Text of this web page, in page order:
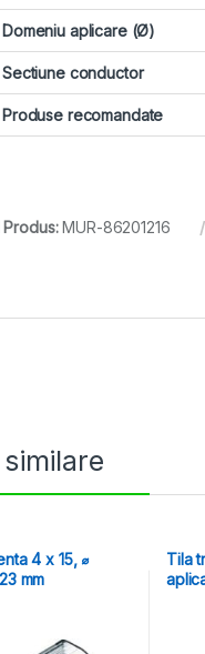
Domeniu aplicare (Ø)
Sectiune conductor
Produse recomandate
Produs:MUR-86201216
4 x 15, ⌀
mm
Tila